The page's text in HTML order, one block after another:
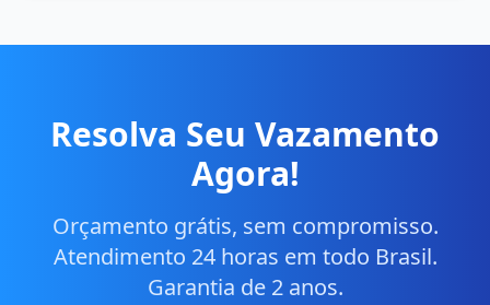
Resolva Seu Vazamento
Agora!
Orçamento grátis, sem compromisso.
Atendimento 24 horas em todo Brasil.
Garantia de 2 anos.